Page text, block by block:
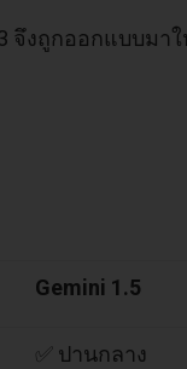
จึงถูกออกแบบมา
Gemini 1.5
✅ ปานกลาง